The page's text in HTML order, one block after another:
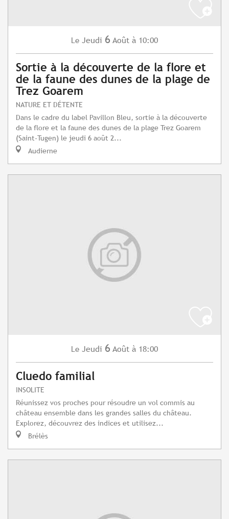
Le Jeudi 6 Août à 10:00
Sortie à la découverte de la flore et
de la faune des dunes de la plage de
Trez Goarem
NATURE ET DÉTENTE
Dans le cadre du label Pavillon Bleu, sortie à la découverte
de la flore et la faune des dunes de la plage Trez Goarem
(Saint-Tugen) le jeudi 6 août 2...
Audierne
Le Jeudi 6 Août à 18:00
Cluedo familial
INSOLITE
Réunissez vos proches pour résoudre un vol commis au
château ensemble dans les grandes salles du château.
Explorez, découvrez des indices et utilisez...
Brélès